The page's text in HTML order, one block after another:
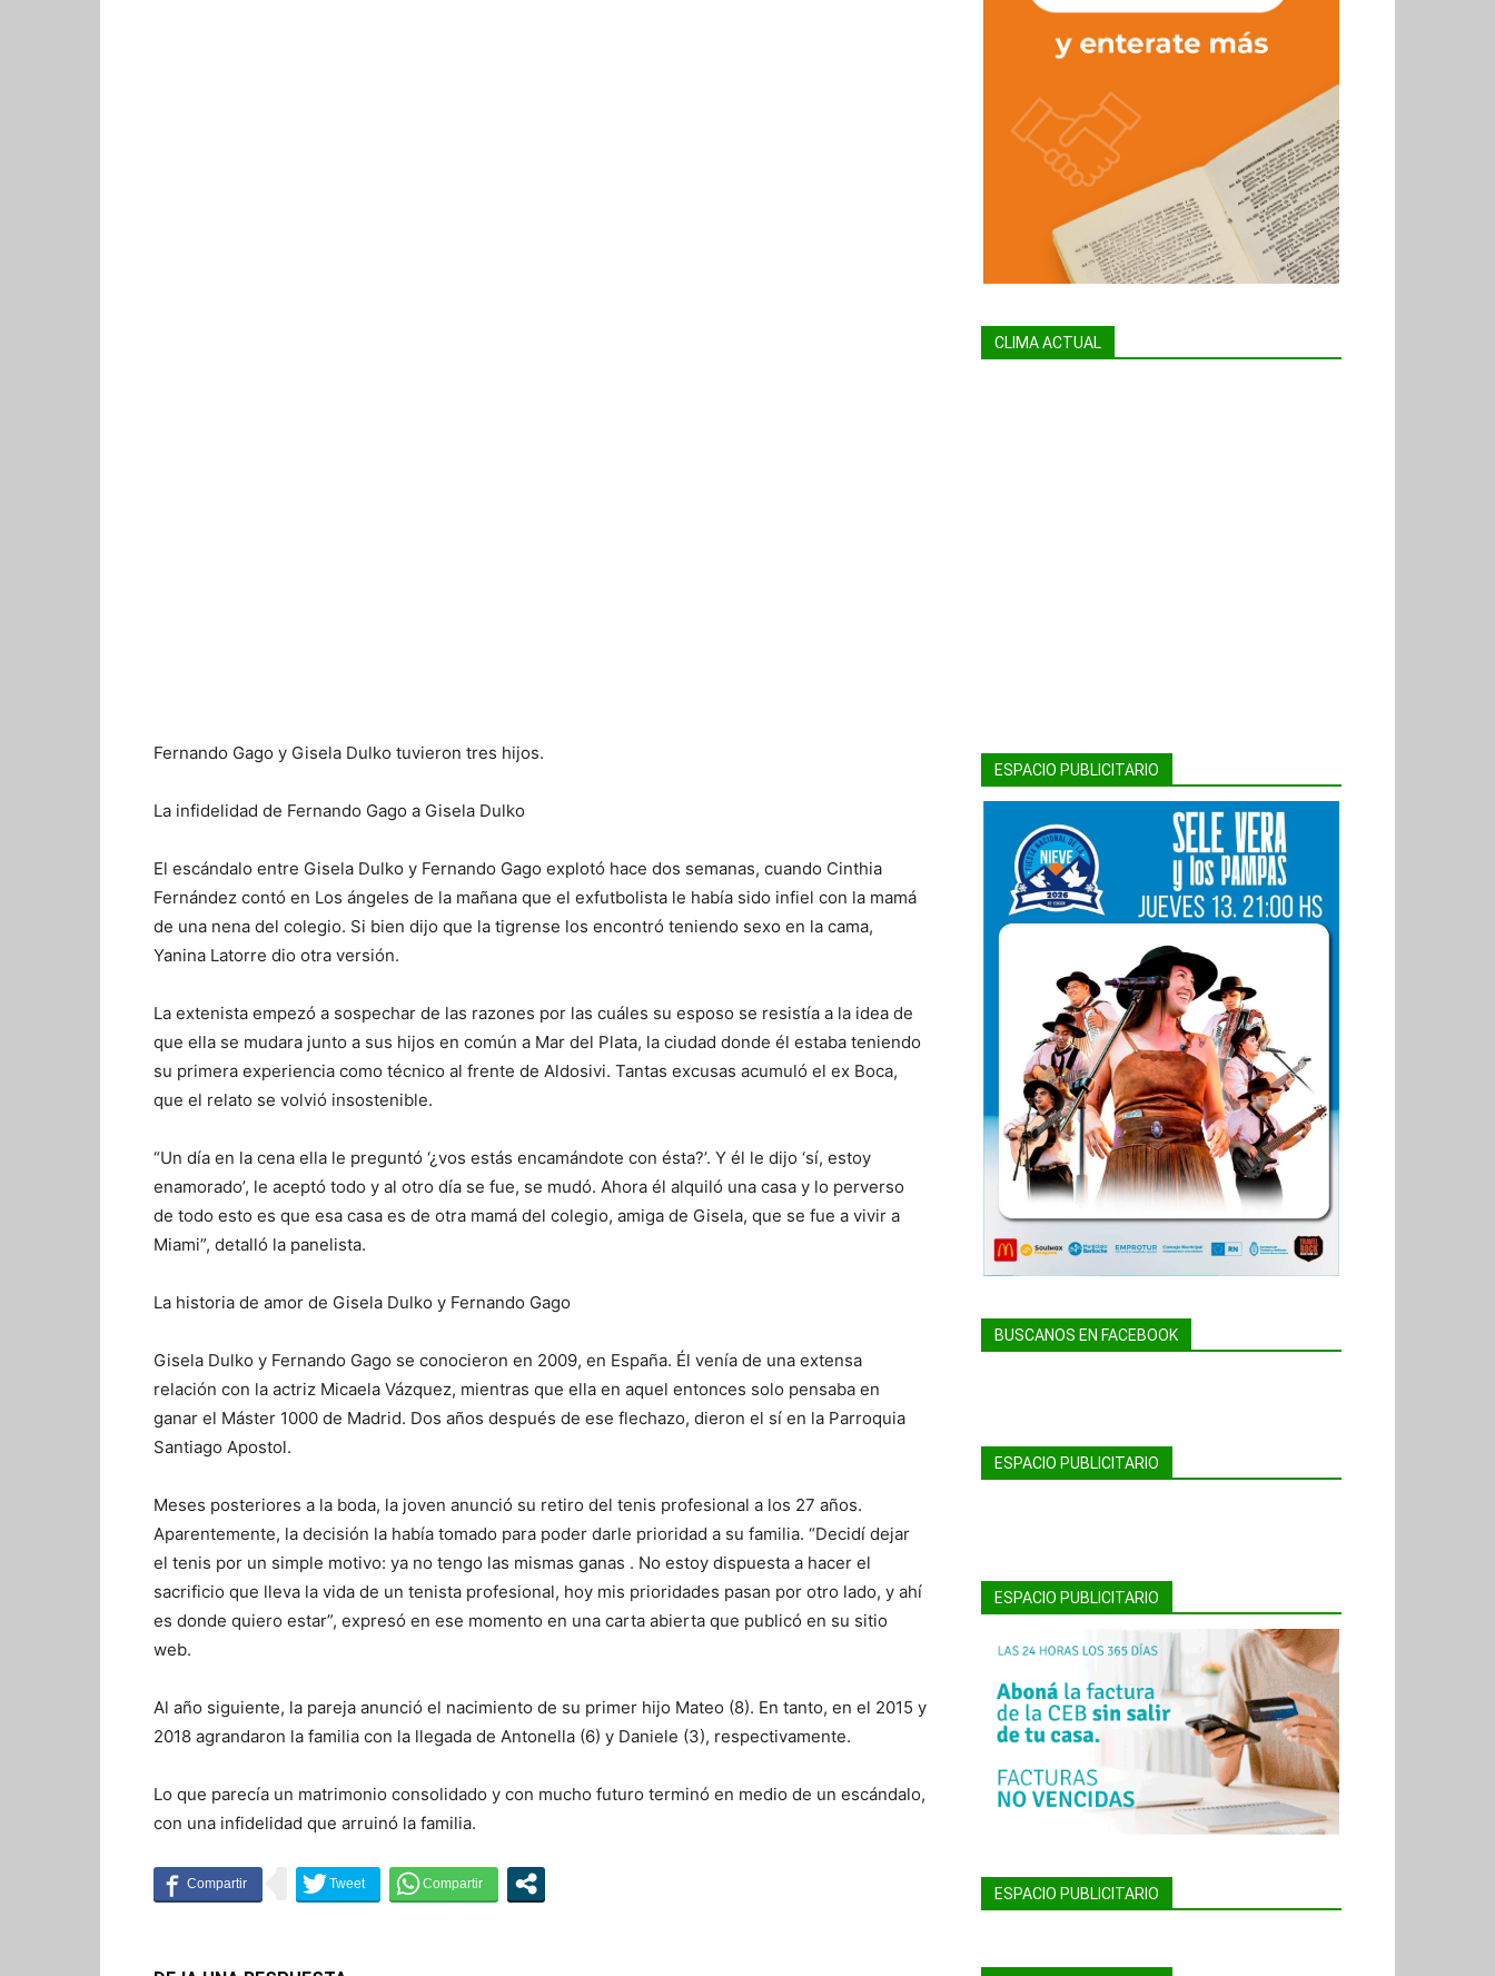
Fernando Gago y Gisela Dulko tuvieron tres hijos.
La infidelidad de Fernando Gago a Gisela Dulko
El escándalo entre Gisela Dulko y Fernando Gago explotó hace dos semanas, cuando Cinthia
Fernández contó en Los ángeles de la mañana que el exfutbolista le había sido infiel con la mamá
de una nena del colegio. Si bien dijo que la tigrense los encontró teniendo sexo en la cama,
Yanina Latorre dio otra versión.
La extenista empezó a sospechar de las razones por las cuáles su esposo se resistía a la idea de
que ella se mudara junto a sus hijos en común a Mar del Plata, la ciudad donde él estaba teniendo
su primera experiencia como técnico al frente de Aldosivi. Tantas excusas acumuló el ex Boca,
que el relato se volvió insostenible.
“Un día en la cena ella le preguntó ‘¿vos estás encamándote con ésta?’. Y él le dijo ‘sí, estoy
enamorado’, le aceptó todo y al otro día se fue, se mudó. Ahora él alquiló una casa y lo perverso
de todo esto es que esa casa es de otra mamá del colegio, amiga de Gisela, que se fue a vivir a
Miami”, detalló la panelista.
La historia de amor de Gisela Dulko y Fernando Gago
Gisela Dulko y Fernando Gago se conocieron en 2009, en España. Él venía de una extensa
relación con la actriz Micaela Vázquez, mientras que ella en aquel entonces solo pensaba en
ganar el Máster 1000 de Madrid. Dos años después de ese flechazo, dieron el sí en la Parroquia
Santiago Apostol.
Meses posteriores a la boda, la joven anunció su retiro del tenis profesional a los 27 años.
Aparentemente, la decisión la había tomado para poder darle prioridad a su familia. “Decidí dejar
el tenis por un simple motivo: ya no tengo las mismas ganas . No estoy dispuesta a hacer el
sacrificio que lleva la vida de un tenista profesional, hoy mis prioridades pasan por otro lado, y ahí
es donde quiero estar”, expresó en ese momento en una carta abierta que publicó en su sitio
web.
Al año siguiente, la pareja anunció el nacimiento de su primer hijo Mateo (8). En tanto, en el 2015 y
2018 agrandaron la familia con la llegada de Antonella (6) y Daniele (3), respectivamente.
Lo que parecía un matrimonio consolidado y con mucho futuro terminó en medio de un escándalo,
con una infidelidad que arruinó la familia.
CLIMA ACTUAL
ESPACIO PUBLICITARIO
BUSCANOS EN FACEBOOK
ESPACIO PUBLICITARIO
ESPACIO PUBLICITARIO
ESPACIO PUBLICITARIO